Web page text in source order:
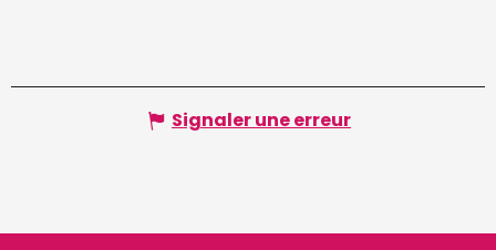
Signaler une erreur